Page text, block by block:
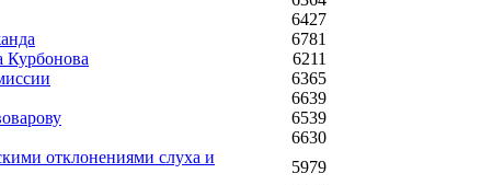
6427
6781
Курбонова
6211
6365
6639
6539
6630
отклонениями слуха и
5979